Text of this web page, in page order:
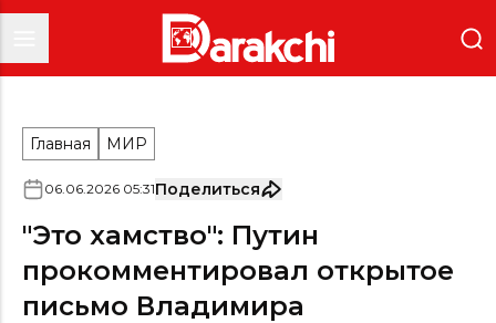
Главная МИР
06.06.2026 05:31Поделиться
"Это хамство": Путин
прокомментировал открытое
письмо Владимира